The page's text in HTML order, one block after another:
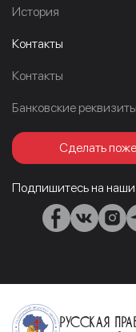
История
Контакты
Контакты
Банковские
Сделать
Подпишитесь на наши
Русская